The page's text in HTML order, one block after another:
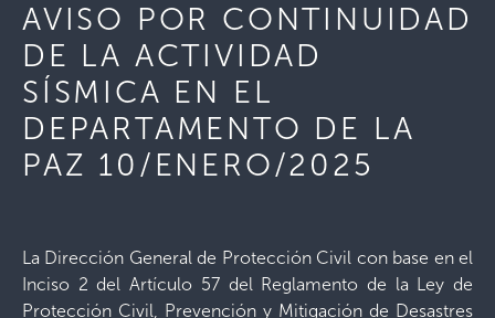
AVISO POR CONTINUIDAD
DE LA ACTIVIDAD
SÍSMICA EN EL
DEPARTAMENTO DE LA
PAZ 10/ENERO/2025
La Dirección General de Protección Civil con base en el
Inciso 2 del Artículo 57 del Reglamento de la Ley de
Protección Civil, Prevención y Mitigación de Desastres